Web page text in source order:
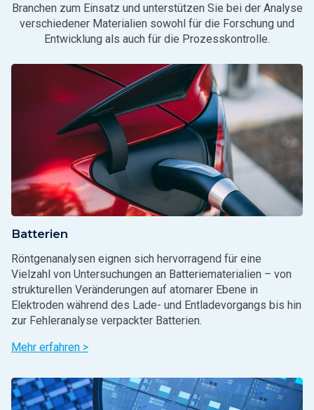
Branchen zum Einsatz und unterstützen Sie bei der Analyse
verschiedener Materialien sowohl für die Forschung und
Entwicklung als auch für die Prozesskontrolle.
Batterien
Röntgenanalysen eignen sich hervorragend für eine
Vielzahl von Untersuchungen an Batteriematerialien – von
strukturellen Veränderungen auf atomarer Ebene in
Elektroden während des Lade- und Entladevorgangs bis hin
zur Fehleranalyse verpackter Batterien.
Mehr erfahren >